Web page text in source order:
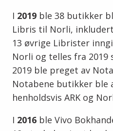
I 2019 ble 38 butikker
Libris til Norli,
13 øvrige Librister
Norli og telles fra 2019
2019 ble preget av
Notabene butikker ble
henholdsvis ARK og
I 2016 ble Vivo